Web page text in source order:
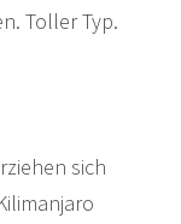
Toller Typ.
sich